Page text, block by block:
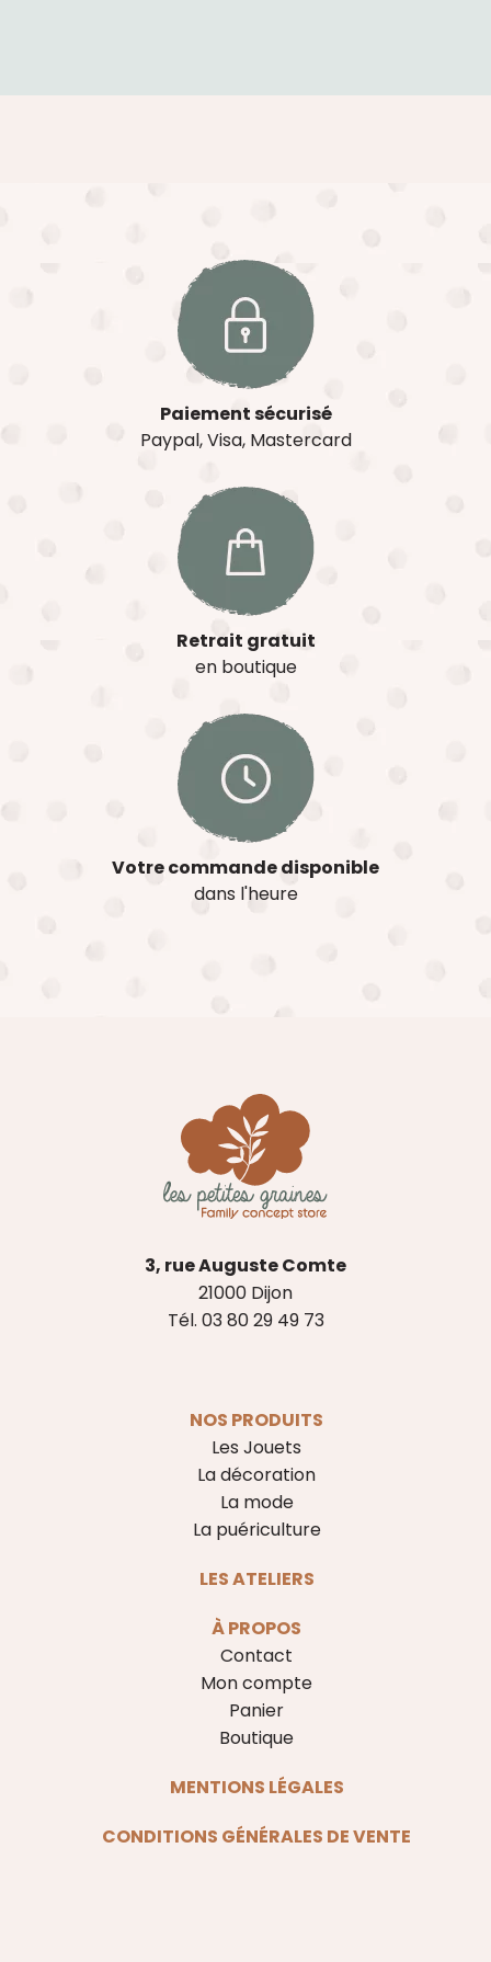
Paiement sécurisé
Paypal, Visa, Mastercard
Retrait gratuit
en boutique
Votre commande disponible
dans l'heure
3, rue Auguste Comte
21000 Dijon
Tél. 03 80 29 49 73
NOS PRODUITS
Les Jouets
La décoration
La mode
La puériculture
LES ATELIERS
À PROPOS
Contact
Mon compte
Panier
Boutique
MENTIONS LÉGALES
CONDITIONS GÉNÉRALES DE VENTE